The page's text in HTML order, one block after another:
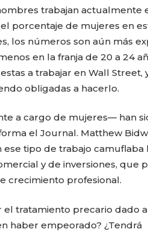
trabajan actualmente
porcentaje de mujeres en
los números son aún más
en la franja de 20 a 24
a trabajar en Wall Street,
obligadas a hacerlo.
a cargo de mujeres— han
el Journal. Matthew
tipo de trabajo camuflaba
y de inversiones, que
crecimiento profesional.
tratamiento precario dado
haber empeorado? ¿Tendrá